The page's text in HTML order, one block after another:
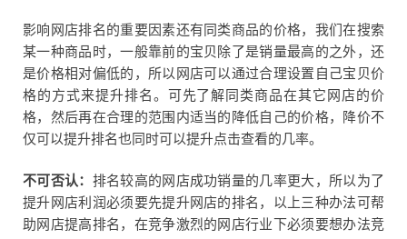
影响网店排名的重要因素还有同类商品的价格，我们在搜索
某一种商品时，一般靠前的宝贝除了是销量最高的之外，还
是价格相对偏低的，所以网店可以通过合理设置自己宝贝价
格的方式来提升排名。可先了解同类商品在其它网店的价
格，然后再在合理的范围内适当的降低自己的价格，降价不
仅可以提升排名也同时可以提升点击查看的几率。
不可否认： 排名较高的网店成功销量的几率更大，所以为了
提升网店利润必须要先提升网店的排名，以上三种办法可帮
助网店提高排名，在竞争激烈的网店行业下必须要想办法竞